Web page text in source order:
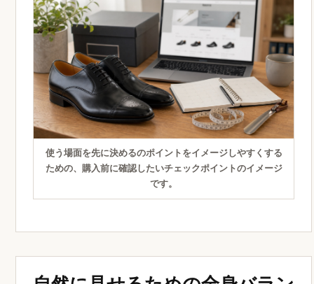
使う場面を先に決めるのポイントをイメージしやすくする
ための、購入前に確認したいチェックポイントのイメージ
です。